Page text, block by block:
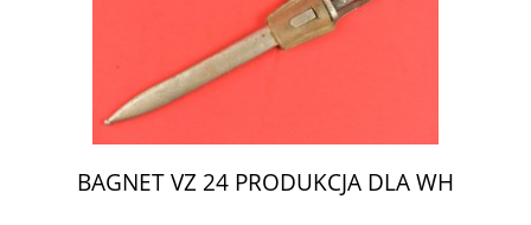
BAGNET VZ 24 PRODUKCJA DLA WH